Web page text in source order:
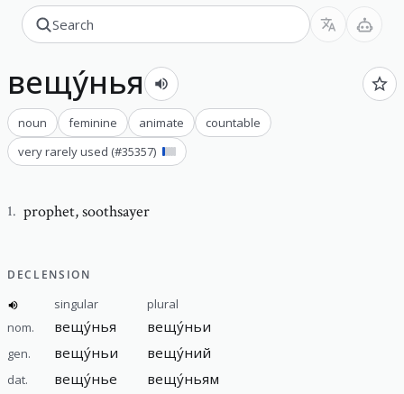
вещу́нья
noun feminine animate
countable
very rarely used (#35357)
1. prophet,soothsayer
DECLENSION
singular
plural
nom.
вещу́нья вещу́ньи
gen. вещу́ньи вещу́ний
dat. вещу́нье вещу́ньям